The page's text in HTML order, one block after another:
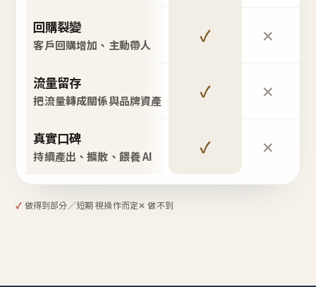
回購裂變
客戶回購增加、主動帶人 ✓ ✕
流量留存
把流量轉成關係與品牌資產 ✓ ✕
真實口碑
持續產出、擴散、餵養 AI ✓ ✕
✓ 做得到部分／短期 視操作而定✕ 做不到